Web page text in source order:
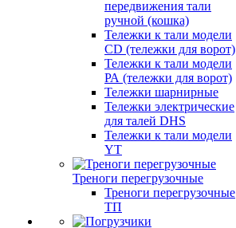
передвижения тали
ручной (кошка)
Тележки к тали модели
CD (тележки для ворот)
Тележки к тали модели
РА (тележки для ворот)
Тележки шарнирные
Тележки электрические
для талей DHS
Тележки к тали модели
YT
Треноги перегрузочные
Треноги перегрузочные
ТП